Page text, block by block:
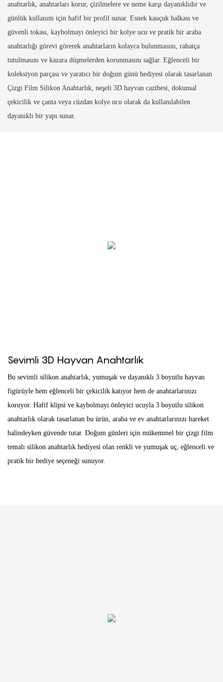
anahtarlık, anahtarları korur, çizilmelere ve neme karşı dayanıklıdır ve
günlük kullanım için hafif bir profil sunar. Esnek kauçuk halkası ve
güvenli tokası, kaybolmayı önleyici bir kolye ucu ve pratik bir araba
anahtarlığı görevi görerek anahtarların kolayca bulunmasını, rahatça
tutulmasını ve kazara düşmelerden korunmasını sağlar. Eğlenceli bir
koleksiyon parçası ve yaratıcı bir doğum günü hediyesi olarak tasarlanan
Çizgi Film Silikon Anahtarlık, neşeli 3D hayvan cazibesi, dokunsal
çekicilik ve çanta veya cüzdan kolye ucu olarak da kullanılabilen
dayanıklı bir yapı sunar.
Sevimli 3D Hayvan Anahtarlık
Bu sevimli silikon anahtarlık, yumuşak ve dayanıklı 3 boyutlu hayvan
figürüyle hem eğlenceli bir çekicilik katıyor hem de anahtarlarınızı
koruyor. Hafif klipsi ve kaybolmayı önleyici ucuyla 3 boyutlu silikon
anahtarlık olarak tasarlanan bu ürün, araba ve ev anahtarlarınızı hareket
halindeyken güvende tutar. Doğum günleri için mükemmel bir çizgi film
temalı silikon anahtarlık hediyesi olan renkli ve yumuşak uç, eğlenceli ve
pratik bir hediye seçeneği sunuyor.